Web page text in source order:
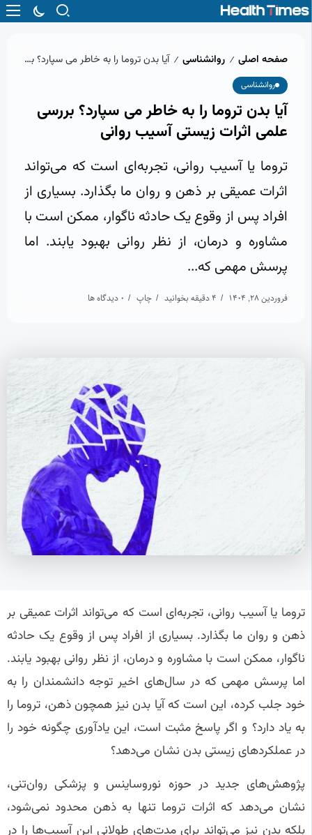
صفحه اصلی / روانشناسی / آیا بدن تروما را به‌ خاطر می‌ سپارد؟ بررسی علمی اثرات زیستی آسیب روانی
روانشناسی
آیا بدن تروما را به‌ خاطر می‌ سپارد؟ بررسی
علمی اثرات زیستی آسیب روانی
تروما یا آسیب روانی، تجربه‌ای است که می‌تواند
اثرات عمیقی بر ذهن و روان ما بگذارد. بسیاری از
افراد پس از وقوع یک حادثه ناگوار، ممکن است با
مشاوره و درمان، از نظر روانی بهبود یابند. اما
پرسش مهمی که...
فروردین 28, 1404 4 دقیقه بخوانید چاپ 0 دیدگاه ها
تروما یا آسیب روانی، تجربه‌ای است که می‌تواند اثرات عمیقی بر
ذهن و روان ما بگذارد. بسیاری از افراد پس از وقوع یک حادثه
ناگوار، ممکن است با مشاوره و درمان، از نظر روانی بهبود یابند.
اما پرسش مهمی که در سال‌های اخیر توجه دانشمندان را به
خود جلب کرده، این است که آیا بدن نیز همچون ذهن، تروما را
به یاد دارد؟ و اگر پاسخ مثبت است، این یادآوری چگونه خود را
در عملکردهای زیستی بدن نشان می‌دهد؟
پژوهش‌های جدید در حوزه نوروساینس و پزشکی روان‌تنی،
نشان می‌دهد که اثرات تروما تنها به ذهن محدود نمی‌شود،
بلکه بدن نیز می‌تواند برای مدت‌های طولانی این آسیب‌ها را در